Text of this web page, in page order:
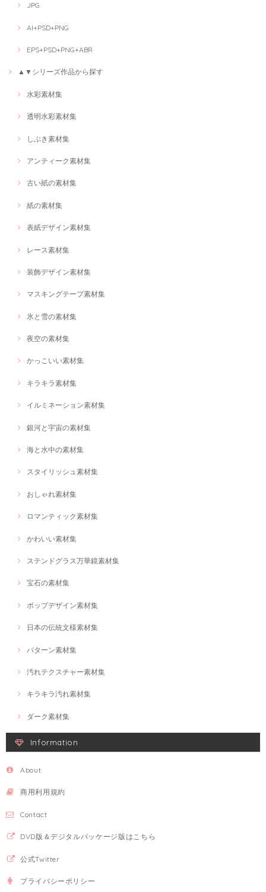
JPG
AI+PSD+PNG
EPS+PSD+PNG+ABR
▲▼シリーズ作品から探す
水彩素材集
透明水彩素材集
しぶき素材集
アンティーク素材集
古い紙の素材集
紙の素材集
表紙デザイン素材集
レース素材集
装飾デザイン素材集
マスキングテープ素材集
氷と雪の素材集
夜空の素材集
かっこいい素材集
キラキラ素材集
イルミネーション素材集
銀河と宇宙の素材集
海と水中の素材集
スタイリッシュ素材集
おしゃれ素材集
ロマンティック素材集
かわいい素材集
ステンドグラス万華鏡素材集
宝石の素材集
ポップデザイン素材集
日本の伝統文様素材集
パターン素材集
汚れテクスチャー素材集
キラキラ汚れ素材集
ダーク素材集
Information
About
商用利用規約
Contact
DVD版＆デジタルパッケージ版はこちら
公式Twitter
プライバシーポリシー